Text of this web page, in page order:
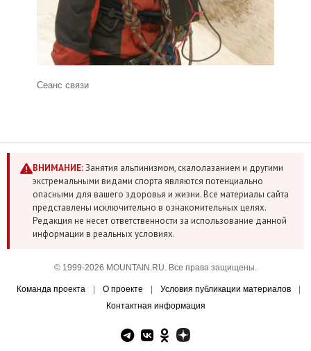
Сеанс связи
ВНИМАНИЕ:Занятия альпинизмом, скалолазанием и другими
экстремальными видами спорта являются потенциально
опасными для вашего здоровья и жизни. Все материалы сайта
представлены исключительно в ознакомительных целях.
Редакция не несет ответственности за использование данной
информации в реальных условиях.
© 1999-2026 MOUNTAIN.RU. Все права защищены.
Команда проекта О проекте Условия публикации материалов
Контактная информация